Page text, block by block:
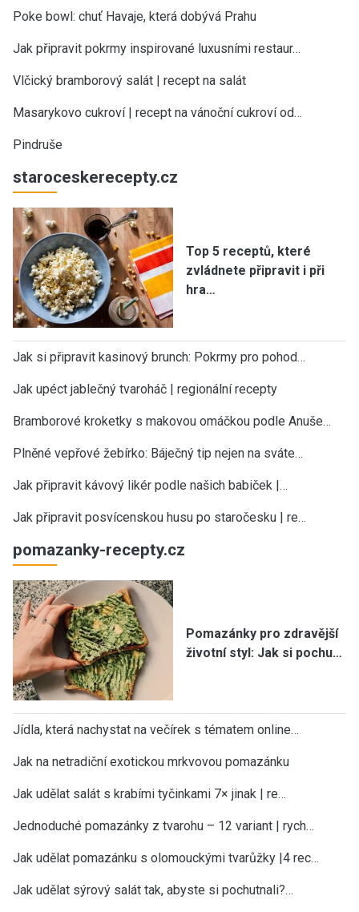
Poke bowl: chuť Havaje, která dobývá Prahu
Jak připravit pokrmy inspirované luxusními restaur…
Vlčický bramborový salát | recept na salát
Masarykovo cukroví | recept na vánoční cukroví od…
Pindruše
staroceskerecepty.cz
Top 5 receptů, které
zvládnete připravit i při
hra…
Jak si připravit kasinový brunch: Pokrmy pro pohod…
Jak upéct jablečný tvaroháč | regionální recepty
Bramborové kroketky s makovou omáčkou podle Anuše…
Plněné vepřové žebírko: Báječný tip nejen na sváte…
Jak připravit kávový likér podle našich babiček |…
Jak připravit posvícenskou husu po staročesku | re…
pomazanky-recepty.cz
Pomazánky pro zdravější
životní styl: Jak si pochu…
Jídla, která nachystat na večírek s tématem online…
Jak na netradiční exotickou mrkvovou pomazánku
Jak udělat salát s krabími tyčinkami 7× jinak | re…
Jednoduché pomazánky z tvarohu – 12 variant | rych…
Jak udělat pomazánku s olomouckými tvarůžky |4 rec…
Jak udělat sýrový salát tak, abyste si pochutnali?…